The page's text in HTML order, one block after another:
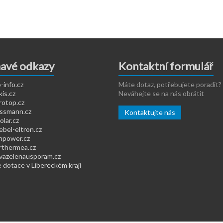
odkazy
info.cz
eltron.cz
dotace v Libereckém kraji
Kontaktní formulář
Máte dotaz, potřebujete poradit?
Neváhejte se na nás obrátit
Kontaktujte nás